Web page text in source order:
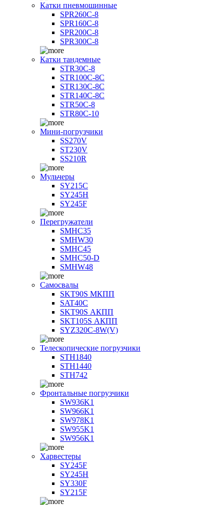
Катки пневмошинные
SPR260C-8
SPR160C-8
SPR200C-8
SPR300C-8
Катки тандемные
STR30C-8
STR100C-8С
STR130C-8С
STR140C-8С
STR50C-8
STR80C-10
Мини-погрузчики
SS270V
ST230V
SS210R
Мульчеры
SY215C
SY245H
SY245F
Перегружатели
SMHC35
SMHW30
SMHC45
SMHC50-D
SMHW48
Самосвалы
SKT90S МКПП
SAT40C
SKT90S АКПП
SKT105S АКПП
SYZ320C-8W(V)
Телескопические погрузчики
STH1840
STH1440
STH742
Фронтальные погрузчики
SW936K1
SW966K1
SW978K1
SW955K1
SW956K1
Харвестеры
SY245F
SY245H
SY330F
SY215F